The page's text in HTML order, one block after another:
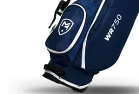
Boty
Rukavice